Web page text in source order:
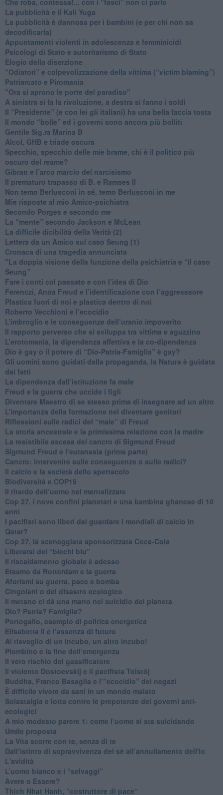
La pubblicità e il Kali Yuga
​La pubblicità è dannosa per i bambini (e per chi non sa
decodificarla)
​Appuntamenti violenti in adolescenza e femminicidi
​Psicologi di Stato e autoritarismo di Stato
Elogio della diserzione
“Odiatori” e colpevolizzazione della vittima (“victim blaming”)
​Patriarcato e Piromania
"Ora si aprono le porte del paradiso"
​A sinistra si fa la rivoluzione, a destra si fanno i soldi
​Il “Presidente” (e con lei gli italiani) ha una bella faccia tosta
​Il mondo “bolle” ed i governi sono ancora più bolliti
​Gentile Sig.ra Marina B
​Alcol, GHB e triade oscura
​Specchio, specchio delle mie brame, chi è il politico più
oscuro del reame?
​Gibran e l’arco marcio del narcisismo
​Il prematuro trapasso di B. e Ramses II
​Non temo Berlusconi in sé, temo Berlusconi in me
​Mie risposte al mio Amico-psichiatra
​Secondo Porges e secondo me
​La “mente” secondo Jackson e McLean
La difficile dicibilità della Verità (2)
​Lettera da un Amico sul caso Seung (1)
​Cronaca di una tragedia annunciata
"​La doppia visione della funzione della psichiatria e “il caso
Seung”
​Fare i conti col passato e con l’idea di Dio
​Ferenczi, Anna Freud e l’identificazione con l’aggresssore
Plastica fuori di noi e plastica dentro di noi
​Roberto Vecchioni e l’ecocidio
​L’imbroglio e le conseguenze dell’uranio impoverito
​Il rapporto perverso che si sviluppa tra vittima e aguzzino
L’erotomania, la dipendenza affettiva e la co-dipendenza
​Dio è gay o il potere di “Dio-Patria-Famiglia” è gay?
​Gli uomini sono guidati dalla propaganda, la Natura è guidata
dai fatti
La dipendenza dall’istituzione fa male
​Freud e la guerra che uccide i figli
​Diventare Maestro di se stesso prima di insegnare ad un altro
L’importanza della formazione nel diventare genitori
Riflessioni sulle radici del “male” di Freud
​La storia ancestrale e la primissima relazione con la madre
​La resistibile ascesa del cancro di Sigmund Freud
Sigmund Freud e l’eutanasia (prima parte)
Cancro: intervenire sulle conseguenze o sulle radici?
​Il calcio e la società dello spettacolo
Biodiversità e COP15
​Il ritardo dell’uomo nel mentalizzare
​Cop 27, i nove confini planetari e una bambina ghanese di 10
anni
​I pacifisti sono liberi dal guardare i mondiali di calcio in
Qatar?
​Cop 27, la sceneggiata sponsorizzata Coca-Cola
​Liberarsi dei “biechi blu”
Il riscaldamento globale è adesso
​Erasmo da Rotterdam e la guerra
​Aforismi su guerra, pace e bomba
Cingolani o del disastro ecologico
​Il metano ci dà una mano nel suicidio del pianeta
​Dio? Patria? Famiglia?
Portogallo, esempio di politica energetica
​Elisabetta II e l’assenza di futuro
Al risveglio di un incubo, un altro incubo!
​Piombino e la fine dell’emergenza
​Il vero rischio del gassificatore
​Il violento Dostoevskij e il pacifista Tolstòj
​Buddha, Franco Basaglia e l’”ecocidio” dei negazi
​È difficile vivere da sani in un mondo malato
Solastalgia e lotta contro le prepotenze dei governi anti-
ecologici
​A mio modesto parere 1: come l’uomo si sta suicidando
​Umile proposta
​La Vita scorre con te, senza di te
​Dall’istinto di sopravvivenza del sé all’annullamento dell'io
L'avidità
​L’uomo bianco e i “selvaggi”
​Avere o Essere?
​Thich Nhat Hanh, “costruttore di pace“